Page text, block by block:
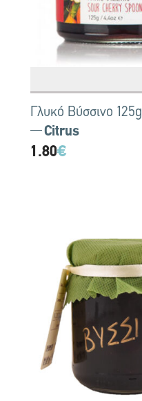
Γλυκό Βύσσινο 125g
Citrus
1.80€